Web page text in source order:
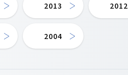
2013 2012
2004